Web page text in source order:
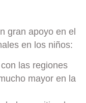
gran apoyo en el
en los niños:
las regiones
mayor en la